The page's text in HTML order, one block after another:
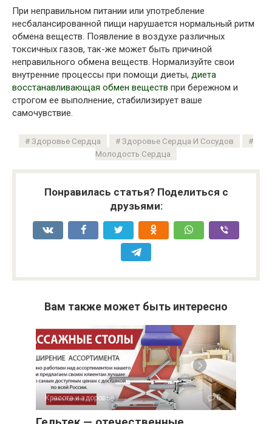
При неправильном питании или употребление
несбалансированной пищи нарушается нормальный ритм
обмена веществ. Появление в воздухе различных
токсичных газов, так-же может быть причиной
неправильного обмена веществ. Нормализуйте свои
внутренние процессы при помощи диеты, диета
восстанавливающая обмен веществ при бережном и
строгом ее выполнение, стабилизирует ваше
самочувствие.
Здоровье Сердца
Здоровье Сердца И Сосудов
Молодость Сердца
Понравилась статья? Поделиться с
друзьями:
Вам также может быть интересно
Красота и здоровье 0